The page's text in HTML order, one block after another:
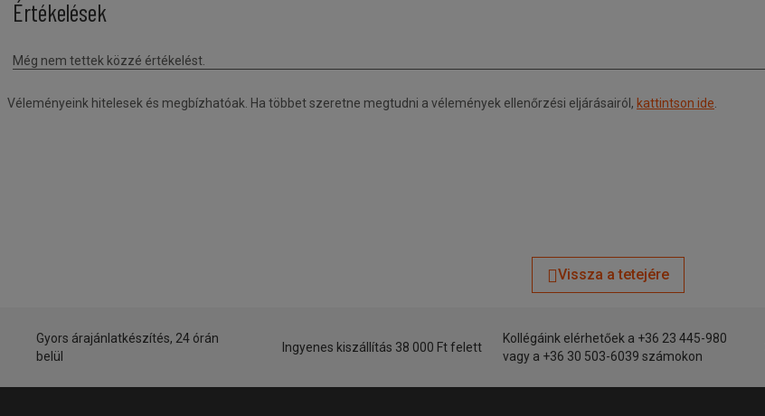
Véleményeink hitelesek és megbízhatóak. Ha többet szeretne megtudni a vélemények ellenőrzési eljárásairól, kattintson ide
Vissza a tetejére
Gyors árajánlatkészítés, 24 órán
belül
Ingyenes kiszállítás 38 000 Ft felett
Kollégáink elérhetőek a +36 23 445-980
vagy a +36 30 503-6039 számokon